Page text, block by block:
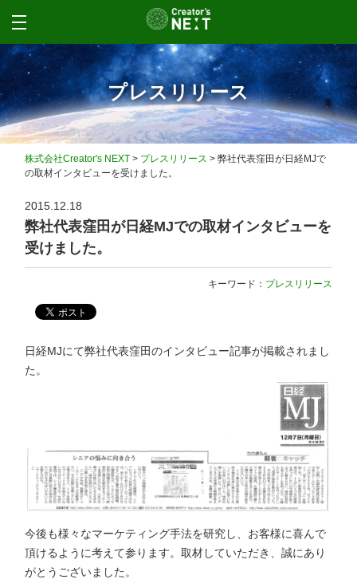
プレスリリース
株式会社Creator's NEXT > プレスリリース >弊社代表窪田が日経MJで
の取材インタビューを受けました。
2015.12.18
弊社代表窪田が日経MJでの取材インタビューを
受けました。
キーワード： プレスリリース
日経MJにて弊社代表窪田のインタビュー記事が掲載されまし
た。
今後も様々なマーケティング手法を研究し、お客様に喜んで
頂けるように考えて参ります。取材していただき、誠にあり
がとうございました。